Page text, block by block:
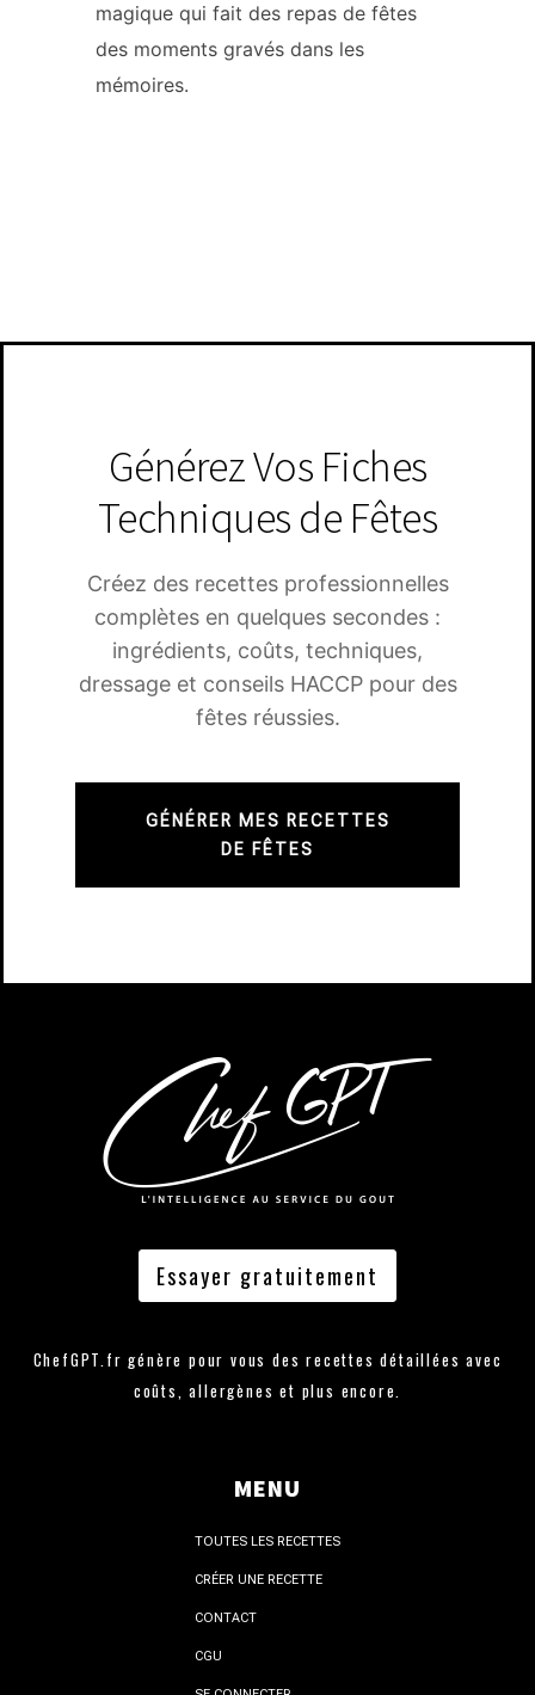
magique qui fait des repas de fêtes
des moments gravés dans les
mémoires.
Générez Vos Fiches
Techniques de Fêtes
Créez des recettes professionnelles
complètes en quelques secondes :
ingrédients, coûts, techniques,
dressage et conseils HACCP pour des
fêtes réussies.
GÉNÉRER MES RECETTES
DE FÊTES
Essayer gratuitement
ChefGPT.fr génère pour vous des recettes détaillées avec
coûts, allergènes et plus encore.
MENU
TOUTES LES RECETTES
CRÉER UNE RECETTE
CONTACT
CGU